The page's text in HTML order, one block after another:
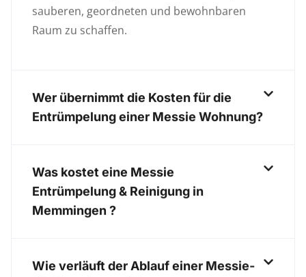
sauberen, geordneten und bewohnbaren
Raum zu schaffen.
Wer übernimmt die Kosten für die
Entrümpelung einer Messie Wohnung?
Was kostet eine Messie
Entrümpelung & Reinigung in
Memmingen ?
Wie verläuft der Ablauf einer Messie-